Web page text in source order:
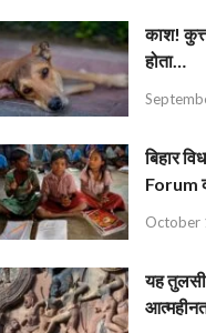
काश!
होता…
बिहार
Forum
October
यह